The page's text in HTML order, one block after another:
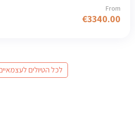
From
€3340.00
לכל הטיולים לעצמאיים